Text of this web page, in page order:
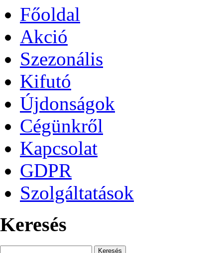
Főoldal
Akció
Szezonális
Kifutó
Újdonságok
Cégünkről
Kapcsolat
GDPR
Szolgáltatások
Keresés